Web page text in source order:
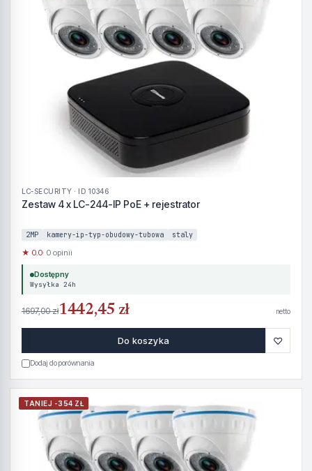
LC-SECURITY · ID 10346
Zestaw 4 x LC-244-IP PoE + rejestrator
2MP kamery-ip-typ-obudowy-tubowa staly
★ 0.0· 0 opinii
Dostępny
Wysyłka 24h
1697,00 zł1442,45 zł netto
Do koszyka ♡
Dodaj do porównania
TANIEJ -354 ZŁ